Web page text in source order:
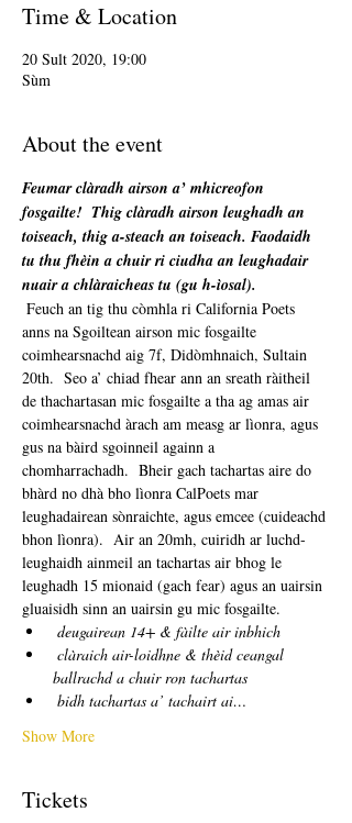
Time & Location
20 Sult 2020, 19:00
Sùm
About the event
Feumar clàradh airson a’ mhicreofon
fosgailte! Thig clàradh airson leughadh an
toiseach, thig a-steach an toiseach. Faodaidh
tu thu fhèin a chuir ri ciudha an leughadair
nuair a chlàraicheas tu (gu h-ìosal).
anns na Sgoiltean airson mic fosgailte
coimhearsnachd aig 7f, Didòmhnaich, Sultain
20th.  Seo a’ chiad fhear ann an sreath ràitheil
de thachartasan mic fosgailte a tha ag amas air
coimhearsnachd àrach am measg ar lìonra, agus
gus na bàird sgoinneil againn a
chomharrachadh.  Bheir gach tachartas aire do
bhàrd no dhà bho lìonra CalPoets mar
leughadairean sònraichte, agus emcee (cuideachd
bhon lìonra).  Air an 20mh, cuiridh ar luchd-
leughaidh ainmeil an tachartas air bhog le
leughadh 15 mionaid (gach fear) agus an uairsin
gluaisidh sinn an uairsin gu mic fosgailte.
deugairean 14+ & fàilte air inbhich
clàraich air-loidhne & thèid ceangal
ballrachd a chuir ron tachartas
bidh tachartas a’ tachairt ai…
Show More
Tickets